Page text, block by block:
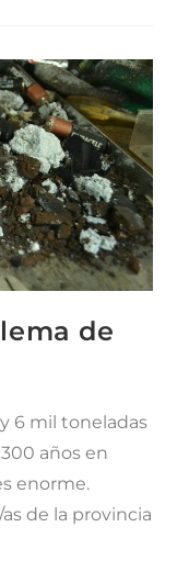
de
6 mil toneladas
años en
enorme.
de la provincia